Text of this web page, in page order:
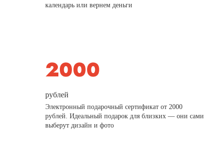
календарь или вернем деньги
рублей
Электронный подарочный сертификат от 2000
рублей. Идеальный подарок для близких — они сами
выберут дизайн и фото